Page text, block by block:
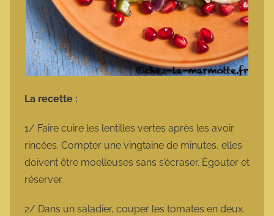
La recette :
1/ Faire cuire les lentilles vertes après les avoir
rincées. Compter une vingtaine de minutes, elles
doivent être moelleuses sans s’écraser. Égouter et
réserver.
2/ Dans un saladier, couper les tomates en deux.